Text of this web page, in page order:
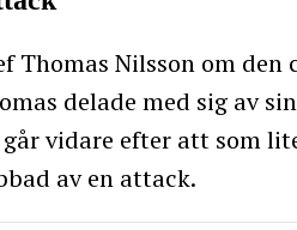
Thomas Nilsson om den
delade med sig av
vidare efter att som
av en attack.